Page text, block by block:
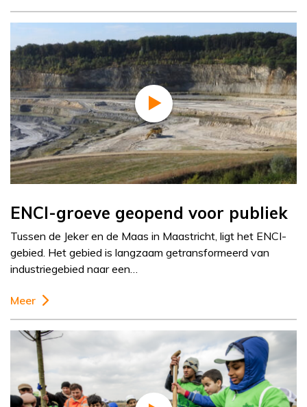
ENCI-groeve geopend voor publiek
Tussen de Jeker en de Maas in Maastricht, ligt het ENCI-
gebied. Het gebied is langzaam getransformeerd van
industriegebied naar een…
Meer